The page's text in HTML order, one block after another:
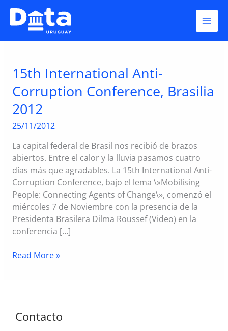
Skip
contentHacker Baloon.
15th International Anti-
Corruption Conference, Brasilia
2012
25/11/2012
La capital federal de Brasil nos recibió de brazos
abiertos. Entre el calor y la lluvia pasamos cuatro
días más que agradables. La 15th International Anti-
Corruption Conference, bajo el lema \»Mobilising
People: Connecting Agents of Change\», comenzó el
miércoles 7 de Noviembre con la presencia de la
Presidenta Brasilera Dilma Roussef (Video) en la
conferencia […]
15th
Anti-
Brasilia
Read More »
Contacto